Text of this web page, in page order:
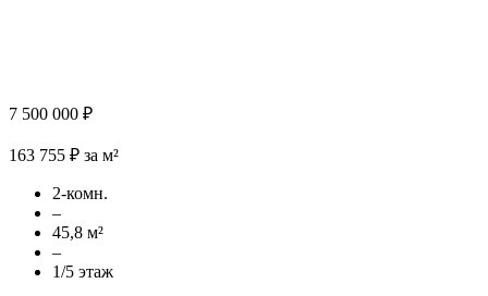
7 500 000 ₽
163 755 ₽ за м²
2-комн.
–
45,8 м²
–
1/5 этаж